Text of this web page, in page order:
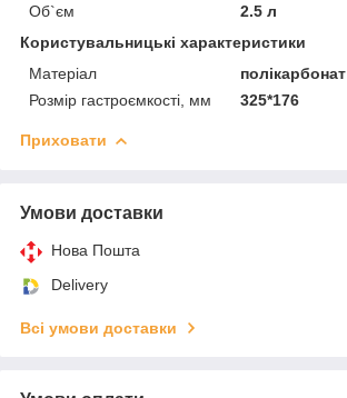
Об`єм
2.5 л
Користувальницькі характеристики
Матеріал
полікарбонат
Розмір гастроємкості, мм
325*176
Приховати
Умови доставки
Нова Пошта
Delivery
Всі умови доставки